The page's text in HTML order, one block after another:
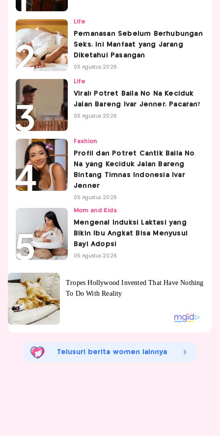
Life
Pemanasan Sebelum Berhubungan
Seks, Ini Manfaat yang Jarang
Diketahui Pasangan
05 Agustus 2026
Life
Viral! Potret Baila No Na Keciduk
Jalan Bareng Ivar Jenner, Pacaran?
05 Agustus 2026
Fashion
Profil dan Potret Cantik Baila No
Na yang Keciduk Jalan Bareng
Bintang Timnas Indonesia Ivar
Jenner
05 Agustus 2026
Mom and Kids
Mengenal Induksi Laktasi yang
Bikin Ibu Angkat Bisa Menyusui
Bayi Adopsi
05 Agustus 2026
Telusuri berita women lainnya